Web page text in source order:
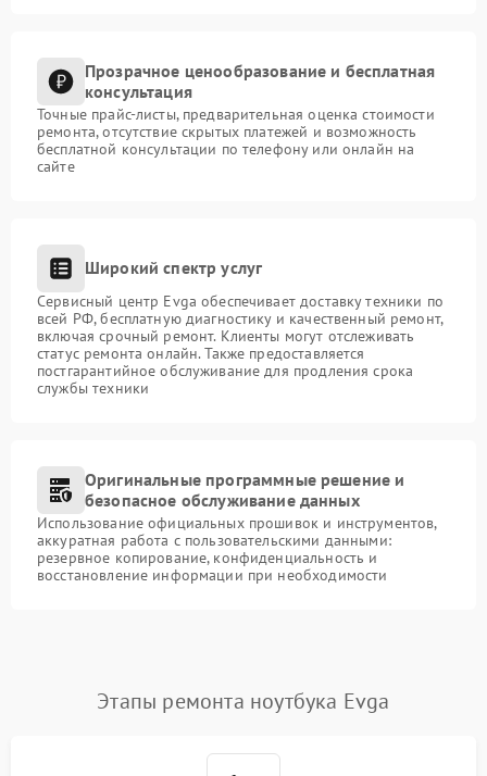
Прозрачное ценообразование и бесплатная
консультация
Точные прайс-листы, предварительная оценка стоимости
ремонта, отсутствие скрытых платежей и возможность
бесплатной консультации по телефону или онлайн на
сайте
Широкий спектр услуг
Сервисный центр Evga обеспечивает доставку техники по
всей РФ, бесплатную диагностику и качественный ремонт,
включая срочный ремонт. Клиенты могут отслеживать
статус ремонта онлайн. Также предоставляется
постгарантийное обслуживание для продления срока
службы техники
Оригинальные программные решение и
безопасное обслуживание данных
Использование официальных прошивок и инструментов,
аккуратная работа с пользовательскими данными:
резервное копирование, конфиденциальность и
восстановление информации при необходимости
Этапы ремонта ноутбука Evga